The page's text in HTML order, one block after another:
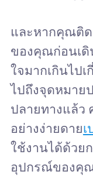
และหากคุณติด
ของคุณก่อนเดิ
ใจมากเกินไป
ไปถึงจุดหมาย
ปลายทางแล้ว
อย่างง่ายดาย
ใช้งานได้ด้วย
อุปกรณ์ของคุ